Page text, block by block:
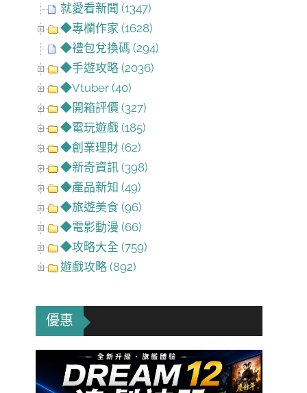
就愛看新聞 (1347)
◆專欄作家 (1628)
◆禮包兌換碼 (294)
◆手遊攻略 (2036)
◆Vtuber (40)
◆開箱評價 (327)
◆電玩遊戲 (185)
◆創業理財 (62)
◆新奇資訊 (398)
◆產品新知 (49)
◆旅遊美食 (96)
◆電影動漫 (66)
◆攻略大全 (759)
遊戲攻略 (892)
優惠